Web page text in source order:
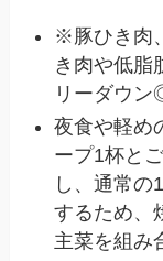
※豚ひき肉
き肉や低脂
リーダウ
夜食や軽め
ープ1杯と
し、通常の
するため、
主菜を組み